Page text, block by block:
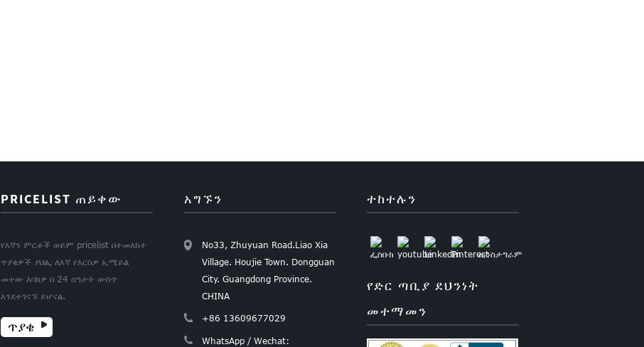
PRICELIST ጠይቀው
የእኛን ምርቶች ወይም pricelist በተመለከተ
ጥያቄዎች ያህል, ለእኛ የእርስዎ ኢሜይል
መተው እባክዎ በ 24 ሰዓታት ውስጥ
እንደተገናኙ ይሆናል.
ጥያቄ
አግኙን
No33, Zhuyuan Road.Liao Xia
Village. Houjie Town. Dongguan
City. Guangdong Province.
CHINA
+86 13609677029
WhatsApp / Wechat:
ተከተሉን
የድር ጣቢያ ደህንነት
መተማመን